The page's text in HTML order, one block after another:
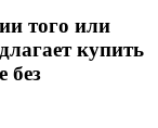
того или
купить
без